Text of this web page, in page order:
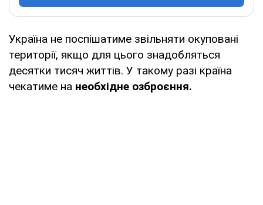
Україна не поспішатиме звільняти окуповані
території, якщо для цього знадобляться
десятки тисяч життів. У такому разі країна
чекатиме на необхідне озброєння.